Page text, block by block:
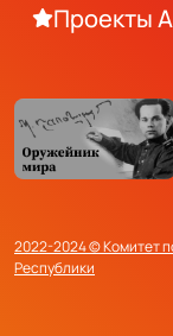
Проекты
2022-2024 © Комитет
Республики